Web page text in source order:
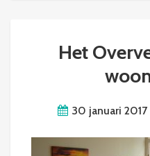
Het
30 januari 2017